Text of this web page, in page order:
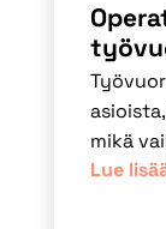
mikä
Lue